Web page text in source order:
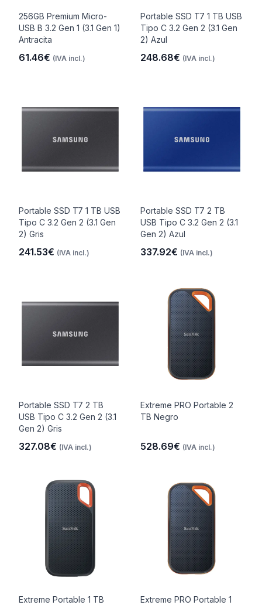
256GB Premium Micro-
USB B 3.2 Gen 1 (3.1 Gen 1)
Antracita
61.46€ (IVA incl.)
Portable SSD T7 1 TB USB
Tipo C 3.2 Gen 2 (3.1 Gen
2) Azul
248.68€ (IVA incl.)
Portable SSD T7 1 TB USB
Tipo C 3.2 Gen 2 (3.1 Gen
2) Gris
241.53€ (IVA incl.)
Portable SSD T7 2 TB
USB Tipo C 3.2 Gen 2 (3.1
Gen 2) Azul
337.92€ (IVA incl.)
Portable SSD T7 2 TB
USB Tipo C 3.2 Gen 2 (3.1
Gen 2) Gris
327.08€ (IVA incl.)
Extreme PRO Portable 2
TB Negro
528.69€ (IVA incl.)
Extreme Portable 1 TB
Extreme PRO Portable 1